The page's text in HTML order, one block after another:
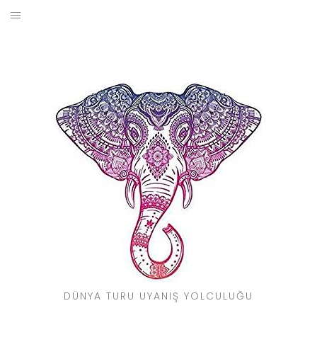
Skip
DÜNYA TURU UYANIŞ YOLCULUĞU
SEYAHAT REHBERI